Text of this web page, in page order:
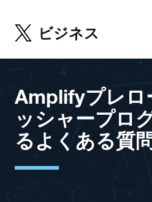
ビジネス
Amplifyプレロ
ッシャープロ
るよくある質